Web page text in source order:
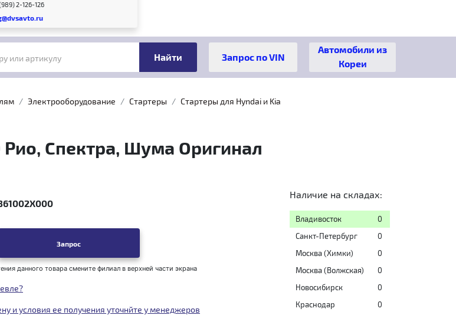
2-126-126
или артикулу
Автомобили из
Кореи
Электрооборудование Стартеры
Стартеры для Hyndai и Kia
Рио, Спектра, Шума Оригинал
Запрос
данного товара смените филиал в верхней части экрана
и условия ее получения уточнйте у менеджеров
Наличие на складах:
Владивосток
0
Санкт-Петербург
0
Москва (Химки)
0
Москва (Волжская)
0
Новосибирск
0
Краснодар
0